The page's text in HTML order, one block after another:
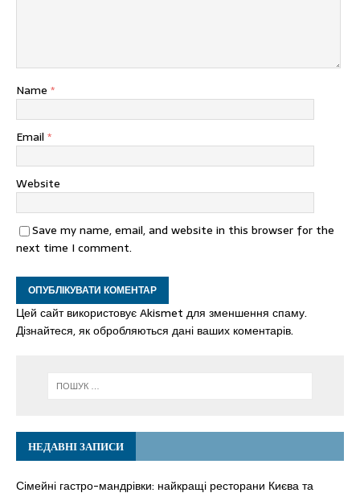
Name *
Email *
Website
Save my name, email, and website in this browser for the
next time I comment.
Цей сайт використовує Akismet для зменшення спаму.
Дізнайтеся, як обробляються дані ваших коментарів.
НЕДАВНІ ЗАПИСИ
Сімейні гастро-мандрівки: найкращі ресторани Києва та